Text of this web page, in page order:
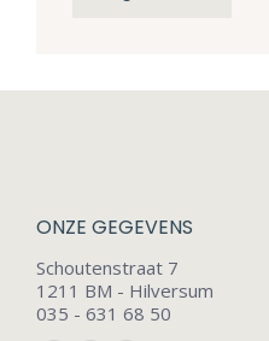
ONZE GEGEVENS
Schoutenstraat 7
1211 BM - Hilversum
035 - 631 68 50